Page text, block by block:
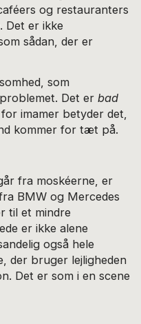
og restauranters
Det er ikke
sådan, der er
som
Det erbad
imamer betyder det,
kommer for tæt på.
fra moskéerne, er
BMW og Mercedes
til et mindre
er ikke alene
også hele
der bruger lejligheden
Det er som i en scene